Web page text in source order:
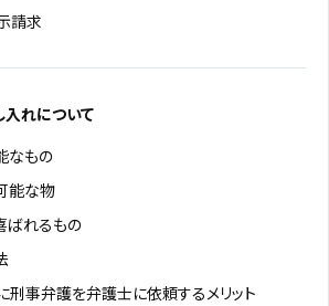
請求
れについて
なもの
能な物
ばれるもの
刑事弁護を弁護士に依頼するメリット